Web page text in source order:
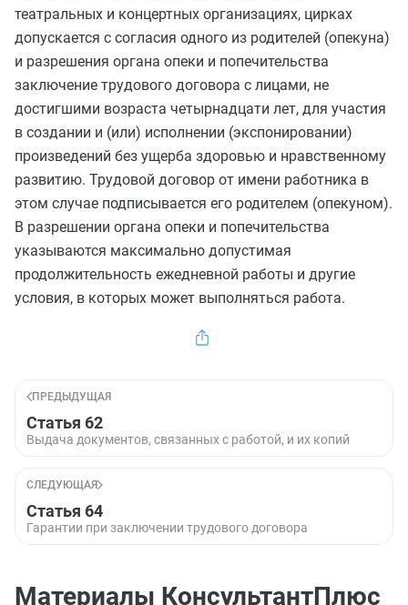
театральных и концертных организациях, цирках
допускается с согласия одного из родителей (опекуна)
и разрешения органа опеки и попечительства
заключение трудового договора с лицами, не
достигшими возраста четырнадцати лет, для участия
в создании и (или) исполнении (экспонировании)
произведений без ущерба здоровью и нравственному
развитию. Трудовой договор от имени работника в
этом случае подписывается его родителем (опекуном).
В разрешении органа опеки и попечительства
указываются максимально допустимая
продолжительность ежедневной работы и другие
условия, в которых может выполняться работа.
ПРЕДЫДУЩАЯ
Статья 62
Выдача документов, связанных с работой, и их копий
СЛЕДУЮЩАЯ
Статья 64
Гарантии при заключении трудового договора
Материалы КонсультантПлюс